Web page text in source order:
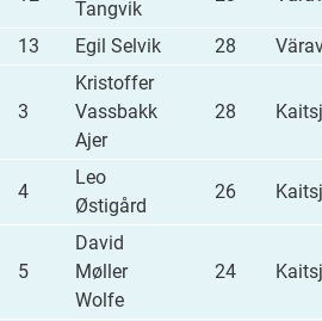
Tangvik
13 Egil Selvik 28
3
Kristoffer
Vassbakk
Ajer
28
4
Leo
Østigård
26
5
David
Møller
Wolfe
24